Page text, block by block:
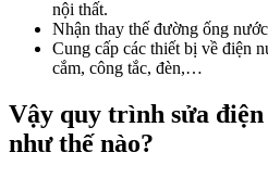
nội thất.
Nhận thay thế đường ống
Cung cấp các thiết bị về điện
cắm, công tắc, đèn,…
Vậy quy trình sửa
như thế nào?